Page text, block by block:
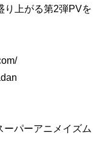
り上がる第2弾PVを
パーアニメイズム